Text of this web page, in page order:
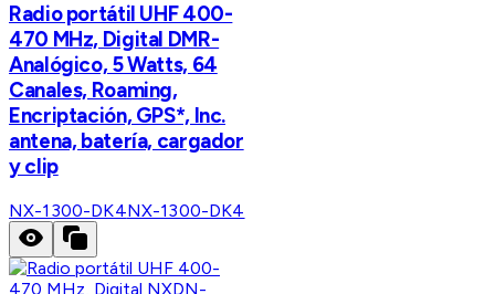
Radio portátil UHF 400-
470 MHz, Digital DMR-
Analógico, 5 Watts, 64
Canales, Roaming,
Encriptación, GPS*, Inc.
antena, batería, cargador
y clip
NX-1300-DK4NX-1300-DK4